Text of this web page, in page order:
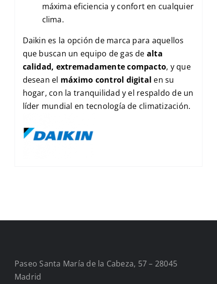
máxima eficiencia y confort en cualquier
clima.
Daikin es la opción de marca para aquellos
que buscan un equipo de gas de alta
calidad, extremadamente compacto, y que
desean el máximo control digital en su
hogar, con la tranquilidad y el respaldo de un
líder mundial en tecnología de climatización.
Paseo Santa María de la Cabeza, 57 – 28045
Madrid